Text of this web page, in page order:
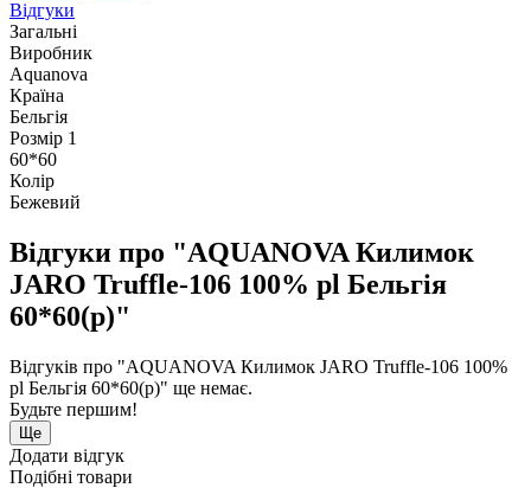
Відгуки
Загальні
Виробник
Aquanova
Країна
Бельгія
Розмір 1
60*60
Колір
Бежевий
Відгуки про "AQUANOVA Килимок
JARO Truffle-106 100% pl Бельгія
60*60(р)"
Відгуків про "AQUANOVA Килимок JARO Truffle-106 100%
pl Бельгія 60*60(р)" ще немає.
Будьте першим!
Ще
Додати відгук
Подібні товари